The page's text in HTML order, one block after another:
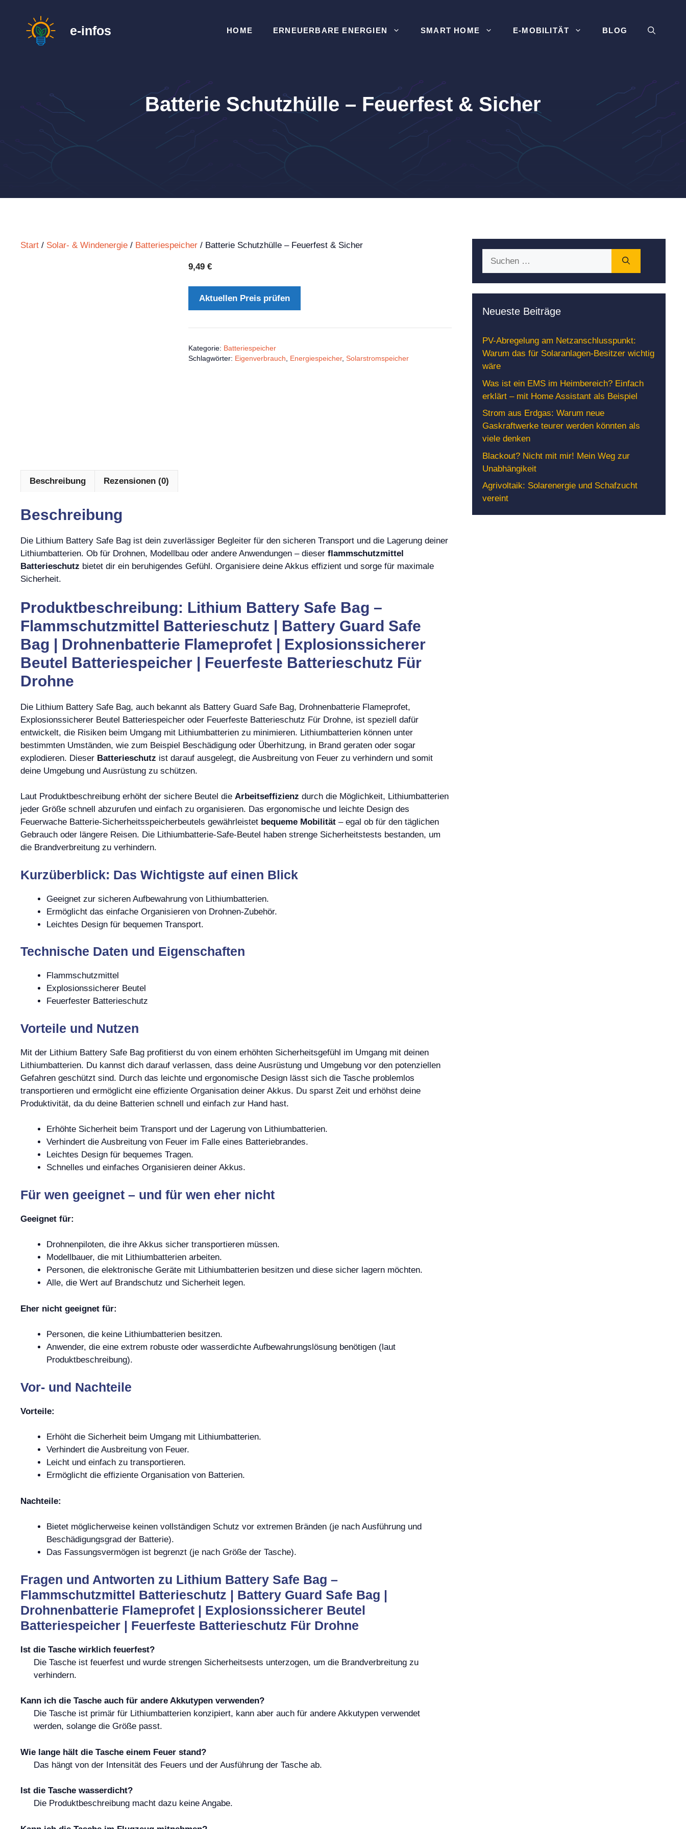
springen
e-infos HOME ERNEUERBARE ENERGIEN SMART HOME E-MOBILITÄT BLOG
Batterie Schutzhülle – Feuerfest & Sicher
Start / Solar- & Windenergie / Batteriespeicher / Batterie Schutzhülle – Feuerfest & Sicher
9,49€
Aktuellen Preis prüfen
Kategorie: Batteriespeicher
Schlagwörter: Eigenverbrauch Energiespeicher,Solarstromspeicher
Beschreibung Rezensionen (0)
Beschreibung
Die Lithium Battery Safe Bag ist dein zuverlässiger Begleiter für den sicheren Transport und die Lagerung deiner
Lithiumbatterien. Ob für Drohnen, Modellbau oder andere Anwendungen – dieser flammschutzmittel
Batterieschutz bietet dir ein beruhigendes Gefühl. Organisiere deine Akkus effizient und sorge für maximale
Sicherheit.
Produktbeschreibung: Lithium Battery Safe Bag –
Flammschutzmittel Batterieschutz | Battery Guard Safe
Bag | Drohnenbatterie Flameprofet | Explosionssicherer
Beutel Batteriespeicher | Feuerfeste Batterieschutz Für
Drohne
Die Lithium Battery Safe Bag, auch bekannt als Battery Guard Safe Bag, Drohnenbatterie Flameprofet,
Explosionssicherer Beutel Batteriespeicher oder Feuerfeste Batterieschutz Für Drohne, ist speziell dafür
entwickelt, die Risiken beim Umgang mit Lithiumbatterien zu minimieren. Lithiumbatterien können unter
bestimmten Umständen, wie zum Beispiel Beschädigung oder Überhitzung, in Brand geraten oder sogar
explodieren. Dieser Batterieschutz ist darauf ausgelegt, die Ausbreitung von Feuer zu verhindern und somit
deine Umgebung und Ausrüstung zu schützen.
Laut Produktbeschreibung erhöht der sichere Beutel die Arbeitseffizienz durch die Möglichkeit, Lithiumbatterien
jeder Größe schnell abzurufen und einfach zu organisieren. Das ergonomische und leichte Design des
Feuerwache Batterie-Sicherheitsspeicherbeutels gewährleistet bequeme Mobilität – egal ob für den täglichen
Gebrauch oder längere Reisen. Die Lithiumbatterie-Safe-Beutel haben strenge Sicherheitstests bestanden, um
die Brandverbreitung zu verhindern.
Kurzüberblick: Das Wichtigste auf einen Blick
Geeignet zur sicheren Aufbewahrung von Lithiumbatterien.
Ermöglicht das einfache Organisieren von Drohnen-Zubehör.
Leichtes Design für bequemen Transport.
Technische Daten und Eigenschaften
Flammschutzmittel
Explosionssicherer Beutel
Feuerfester Batterieschutz
Vorteile und Nutzen
Mit der Lithium Battery Safe Bag profitierst du von einem erhöhten Sicherheitsgefühl im Umgang mit deinen
Lithiumbatterien. Du kannst dich darauf verlassen, dass deine Ausrüstung und Umgebung vor den potenziellen
Gefahren geschützt sind. Durch das leichte und ergonomische Design lässt sich die Tasche problemlos
transportieren und ermöglicht eine effiziente Organisation deiner Akkus. Du sparst Zeit und erhöhst deine
Produktivität, da du deine Batterien schnell und einfach zur Hand hast.
Erhöhte Sicherheit beim Transport und der Lagerung von Lithiumbatterien.
Verhindert die Ausbreitung von Feuer im Falle eines Batteriebrandes.
Leichtes Design für bequemes Tragen.
Schnelles und einfaches Organisieren deiner Akkus.
Für wen geeignet – und für wen eher nicht
Geeignet für:
Drohnenpiloten, die ihre Akkus sicher transportieren müssen.
Modellbauer, die mit Lithiumbatterien arbeiten.
Personen, die elektronische Geräte mit Lithiumbatterien besitzen und diese sicher lagern möchten.
Alle, die Wert auf Brandschutz und Sicherheit legen.
Eher nicht geeignet für:
Personen, die keine Lithiumbatterien besitzen.
Anwender, die eine extrem robuste oder wasserdichte Aufbewahrungslösung benötigen (laut
Produktbeschreibung).
Vor- und Nachteile
Vorteile:
Erhöht die Sicherheit beim Umgang mit Lithiumbatterien.
Verhindert die Ausbreitung von Feuer.
Leicht und einfach zu transportieren.
Ermöglicht die effiziente Organisation von Batterien.
Nachteile:
Bietet möglicherweise keinen vollständigen Schutz vor extremen Bränden (je nach Ausführung und
Beschädigungsgrad der Batterie).
Das Fassungsvermögen ist begrenzt (je nach Größe der Tasche).
Fragen und Antworten zu Lithium Battery Safe Bag –
Flammschutzmittel Batterieschutz | Battery Guard Safe Bag |
Drohnenbatterie Flameprofet | Explosionssicherer Beutel
Batteriespeicher | Feuerfeste Batterieschutz Für Drohne
Ist die Tasche wirklich feuerfest?
Die Tasche ist feuerfest und wurde strengen Sicherheitsests unterzogen, um die Brandverbreitung zu
verhindern.
Kann ich die Tasche auch für andere Akkutypen verwenden?
Die Tasche ist primär für Lithiumbatterien konzipiert, kann aber auch für andere Akkutypen verwendet
werden, solange die Größe passt.
Wie lange hält die Tasche einem Feuer stand?
Das hängt von der Intensität des Feuers und der Ausführung der Tasche ab.
Ist die Tasche wasserdicht?
Die Produktbeschreibung macht dazu keine Angabe.
Neueste Beiträge
PV-Abregelung am Netzanschlusspunkt:
Warum das für Solaranlagen-Besitzer wichtig
wäre
Was ist ein EMS im Heimbereich? Einfach
erklärt – mit Home Assistant als Beispiel
Strom aus Erdgas: Warum neue
Gaskraftwerke teurer werden könnten als
viele denken
Blackout? Nicht mit mir! Mein Weg zur
Unabhängikeit
Agrivoltaik: Solarenergie und Schafzucht
vereint